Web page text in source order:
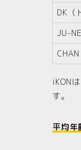
DK（
JU-
iKON
す。
平均年